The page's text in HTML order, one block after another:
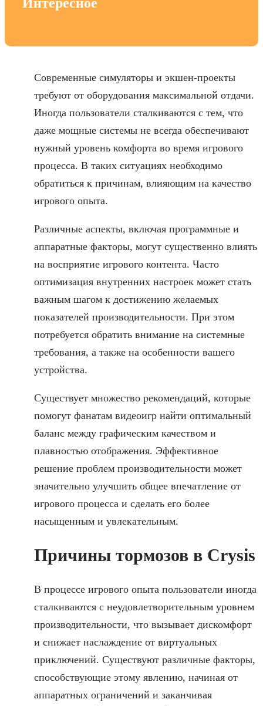
Интересное
Современные симуляторы и экшен-проекты
требуют от оборудования максимальной отдачи.
Иногда пользователи сталкиваются с тем, что
даже мощные системы не всегда обеспечивают
нужный уровень комфорта во время игрового
процесса. В таких ситуациях необходимо
обратиться к причинам, влияющим на качество
игрового опыта.
Различные аспекты, включая программные и
аппаратные факторы, могут существенно влиять
на восприятие игрового контента. Часто
оптимизация внутренних настроек может стать
важным шагом к достижению желаемых
показателей производительности. При этом
потребуется обратить внимание на системные
требования, а также на особенности вашего
устройства.
Существует множество рекомендаций, которые
помогут фанатам видеоигр найти оптимальный
баланс между графическим качеством и
плавностью отображения. Эффективное
решение проблем производительности может
значительно улучшить общее впечатление от
игрового процесса и сделать его более
насыщенным и увлекательным.
Причины тормозов в Crysis
В процессе игрового опыта пользователи иногда
сталкиваются с неудовлетворительным уровнем
производительности, что вызывает дискомфорт
и снижает наслаждение от виртуальных
приключений. Существуют различные факторы,
способствующие этому явлению, начиная от
аппаратных ограничений и заканчивая